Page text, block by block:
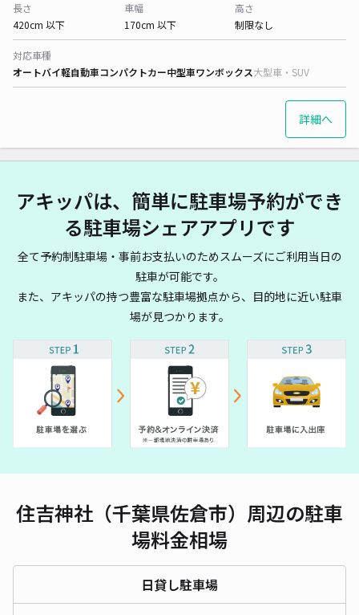
長さ
420cm 以下
車幅
170cm 以下
高さ
制限なし
対応車種
オートバイ軽自動車コンパクトカー中型車ワンボックス大型車・SUV
詳細へ
アキッパは、簡単に駐車場予約ができ
る駐車場シェアアプリです
全て予約制駐車場・事前お支払いのためスムーズにご利用当日の
駐車が可能です。
また、アキッパの持つ豊富な駐車場拠点から、目的地に近い駐車
場が見つかります。
住吉神社（千葉県佐倉市）周辺の駐車
場料金相場
日貸し駐車場